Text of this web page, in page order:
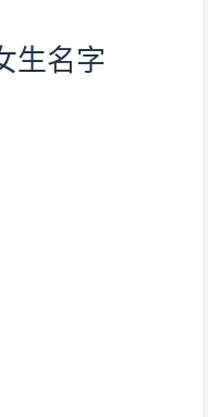
生名字